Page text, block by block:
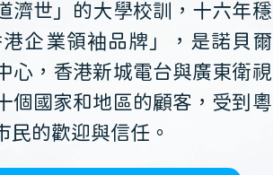
濟世」的大學校訓，十六年穩
企業領袖品牌」，是諾貝爾
心，香港新城電台與廣東衛視
個國家和地區的顧客，受到粵
民的歡迎與信任。